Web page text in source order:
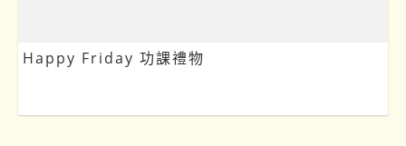
Happy Friday 功課禮物